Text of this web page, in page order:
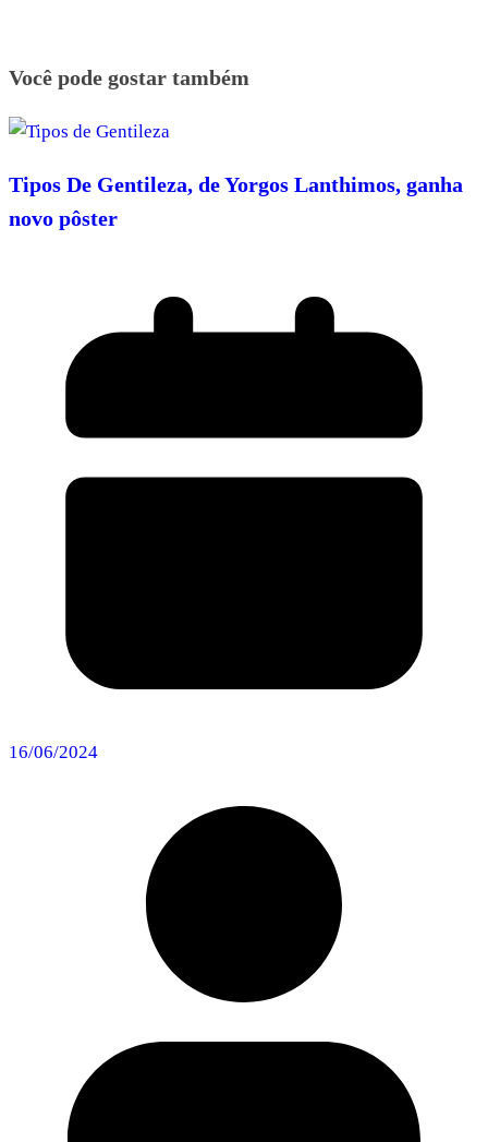
Você pode gostar também
Tipos De Gentileza, de Yorgos Lanthimos, ganha
novo pôster
16/06/2024